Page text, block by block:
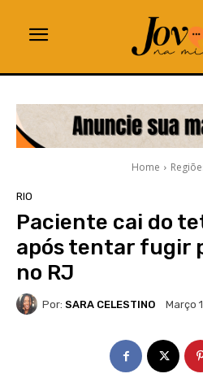
Home
RIO
Paciente cai do
após tentar fugir
no RJ
Por: SARA CELESTINO Março